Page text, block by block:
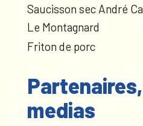
Saucisson sec André
Le Montagnard
Friton de porc
medias